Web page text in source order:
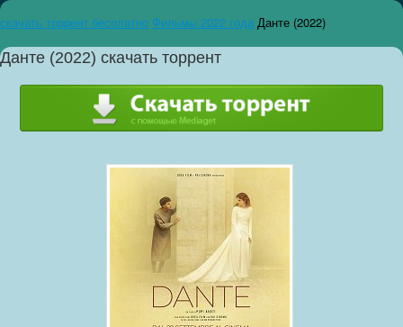
скачать торрент бесплатно Фильмы 2022 года Данте (2022)
Данте (2022) скачать торрент